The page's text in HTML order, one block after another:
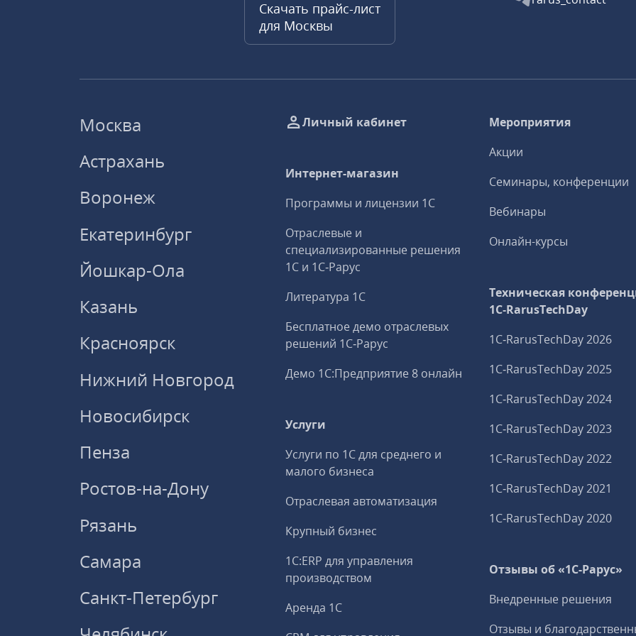
Скачать прайс-лист
для Москвы
Москва
Астрахань
Воронеж
Екатеринбург
Йошкар-Ола
Казань
Красноярск
Нижний Новгород
Новосибирск
Пенза
Ростов-на-Дону
Рязань
Самара
Санкт-Петербург
Личный кабинет
Интернет-магазин
Программы и лицензии 1С
Отраслевые и
специализированные решения
1С и 1С‑Рарус
Литература 1С
Бесплатное демо отраслевых
решений 1С‑Рарус
Демо 1С:Предприятие 8 онлайн
Услуги
Услуги по 1С для среднего и
малого бизнеса
Отраслевая автоматизация
Крупный бизнес
1С:ERP для управления
производством
Аренда 1С
Мероприятия
Акции
Семинары, конференции
Вебинары
Онлайн-курсы
Техническая
1C‑RarusTechDay
1C‑RarusTechDay 2026
1C‑RarusTechDay 2025
1C‑RarusTechDay 2024
1C‑RarusTechDay 2023
1C‑RarusTechDay 2022
1C‑RarusTechDay 2021
1C‑RarusTechDay 2020
Отзывы об «1С-Рарус»
Внедренные решения
Отзывы и